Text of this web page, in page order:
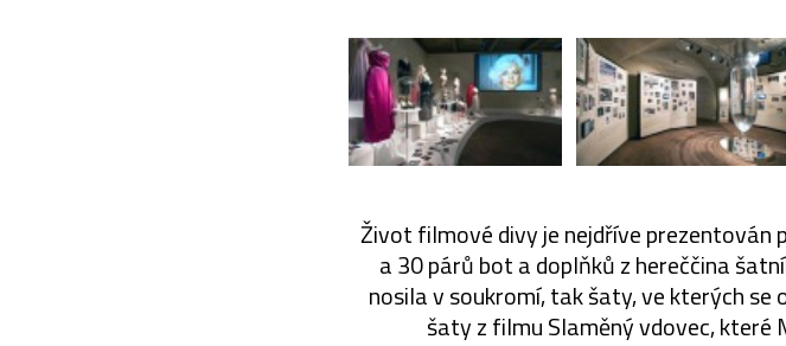
Život filmové divy je nejdříve prezentován
a 30 párů bot a doplňků z hereččina
nosila v soukromí, tak šaty, ve kterých se
šaty z filmu Slaměný vdovec,